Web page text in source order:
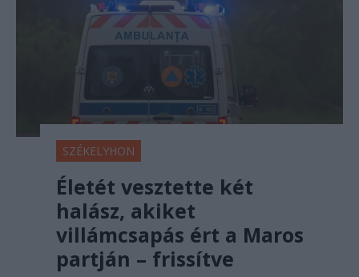
SZÉKELYHON
Életét vesztette két
halász, akiket
villámcsapás ért a Maros
partján – frissítve